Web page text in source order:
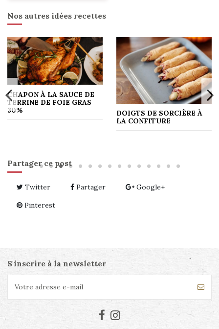
Nos autres idées recettes
CHAPON À LA SAUCE DE
TERRINE DE FOIE GRAS
30%
DOIGTS DE SORCIÈRE À
LA CONFITURE
Partager ce post
Twitter Partager Google+
Pinterest
S'inscrire à la newsletter